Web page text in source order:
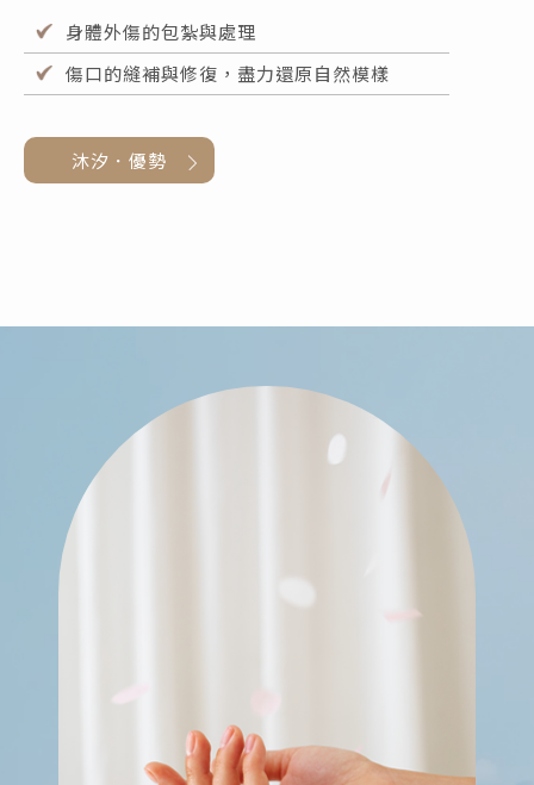
身體外傷的包紮與處理
傷口的縫補與修復，盡力還原自然模樣
沐汐．優勢